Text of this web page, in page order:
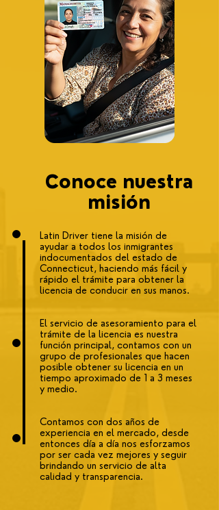
Conoce nuestra
misión
Latin Driver tiene la misión de
ayudar a todos los inmigrantes
indocumentados del estado de
Connecticut, haciendo más fácil y
rápido el trámite para obtener la
licencia de conducir en sus manos.
El servicio de asesoramiento para el
trámite de la licencia es nuestra
función principal, contamos con un
grupo de profesionales que hacen
posible obtener su licencia en un
tiempo aproximado de 1 a 3 meses
y medio.
Contamos con dos años de
experiencia en el mercado, desde
entonces día a día nos esforzamos
por ser cada vez mejores y seguir
brindando un servicio de alta
calidad y transparencia.